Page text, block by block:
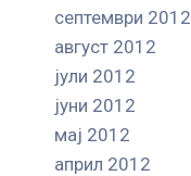
септември 2012
август 2012
јули 2012
јуни 2012
мај 2012
април 2012